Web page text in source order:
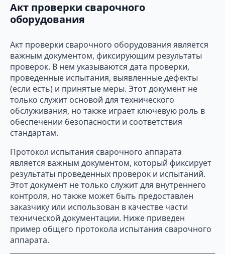
Акт проверки сварочного
оборудования
Акт проверки сварочного оборудования является
важным документом, фиксирующим результаты
проверок. В нем указываются дата проверки,
проведенные испытания, выявленные дефекты
(если есть) и принятые меры. Этот документ не
только служит основой для технического
обслуживания, но также играет ключевую роль в
обеспечении безопасности и соответствия
стандартам.
Протокол испытания сварочного аппарата
является важным документом, который фиксирует
результаты проведенных проверок и испытаний.
Этот документ не только служит для внутреннего
контроля, но также может быть предоставлен
заказчику или использован в качестве части
технической документации. Ниже приведен
пример общего протокола испытания сварочного
аппарата.